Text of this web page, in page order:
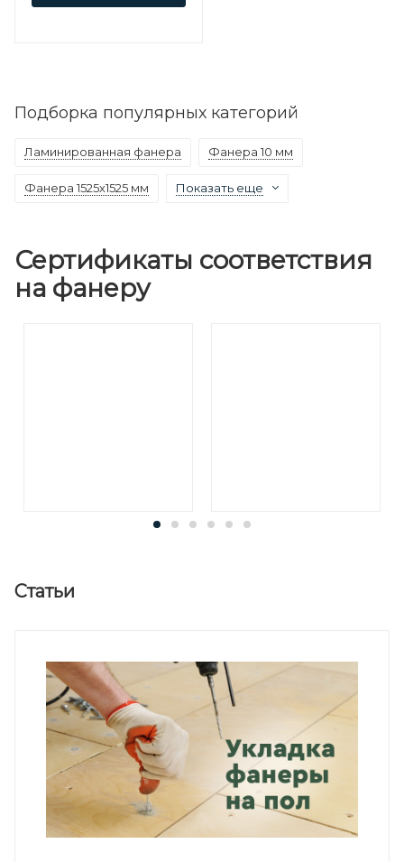
Подборка популярных категорий
Ламинированная фанера Фанера 10 мм
Фанера 1525х1525 мм Показать еще
Сертификаты соответствия
на фанеру
Статьи